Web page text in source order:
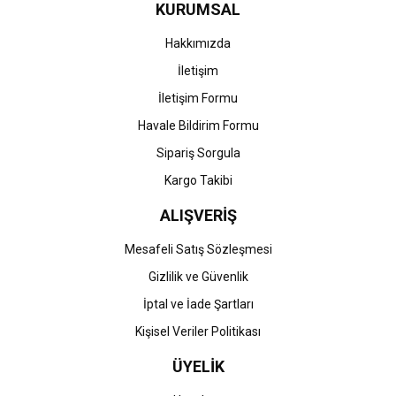
Ürün fiyatı diğer sitelerden daha pahalı.
Gönder
KURUMSAL
Hakkımızda
İletişim
İletişim Formu
Havale Bildirim Formu
Sipariş Sorgula
Kargo Takibi
ALIŞVERİŞ
Mesafeli Satış Sözleşmesi
Gizlilik ve Güvenlik
İptal ve İade Şartları
Kişisel Veriler Politikası
ÜYELİK